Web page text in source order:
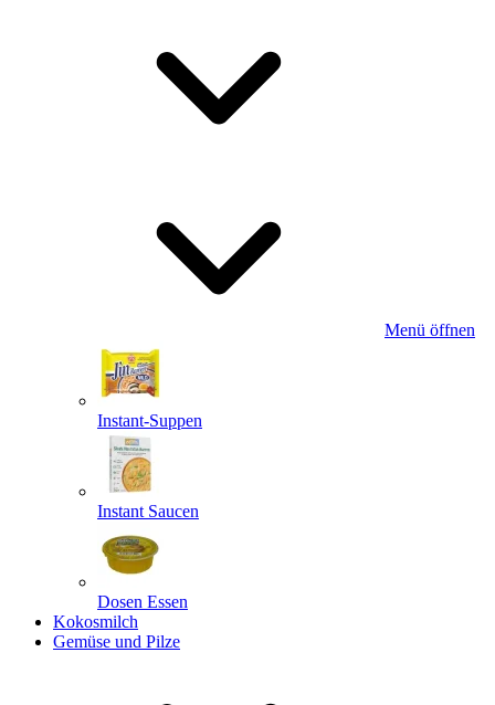
Menü öffnen
Instant-Suppen
Instant Saucen
Dosen Essen
Kokosmilch
Gemüse und Pilze